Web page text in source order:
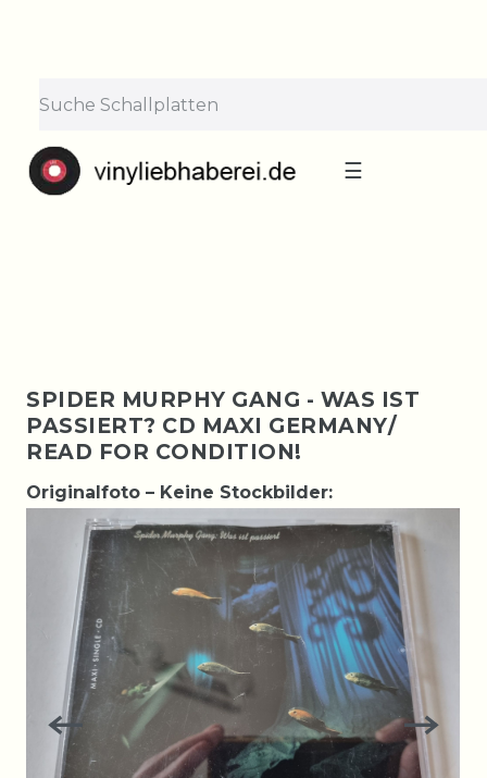
Bestellungen nehmen wir gerne entgegen —
der Versand startet wieder ab Montag, 31.
☰
SPIDER MURPHY GANG - WAS IST
PASSIERT? CD MAXI GERMANY/
READ FOR CONDITION!
Originalfoto – Keine Stockbilder: